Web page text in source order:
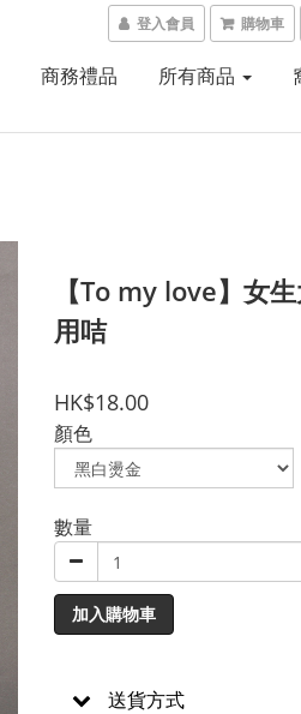
登入會員 購物車
商務禮品 所有商品
【To my love】女
用咭
HK$18.00
顏色
數量
加入購物車
送貨方式